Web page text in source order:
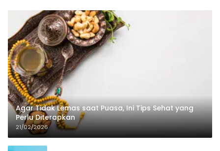
Agar Tidak Lemas saat Puasa, Ini Tips Sehat yang
Perlu Diterapkan
21/02/2026